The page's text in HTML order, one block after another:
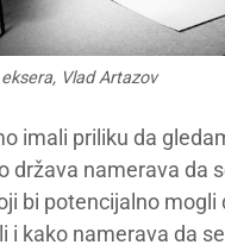
Vlad Artazov
imali priliku da
država namerava da
bi potencijalno mogli
i kako namerava da